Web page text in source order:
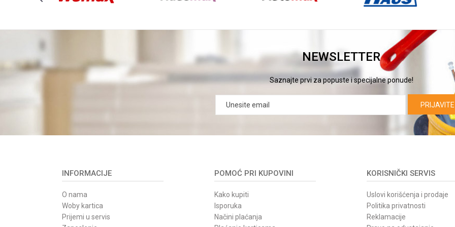
NEWSLETTER
Saznajte prvi za popuste i specijalne ponude!
INFORMACIJE
O nama
Woby kartica
Prijemi u servis
POMOĆ PRI KUPOVINI
Kako kupiti
Isporuka
Načini plaćanja
KORISNIČKI SERVIS
Uslovi korišćenja i prodaje
Politika privatnosti
Reklamacije